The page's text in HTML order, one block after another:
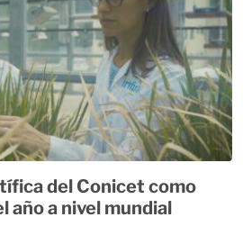
del Conicet como
año a nivel mundial